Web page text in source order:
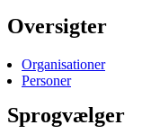
Oversigter
Organisationer
Personer
Sprogvælger